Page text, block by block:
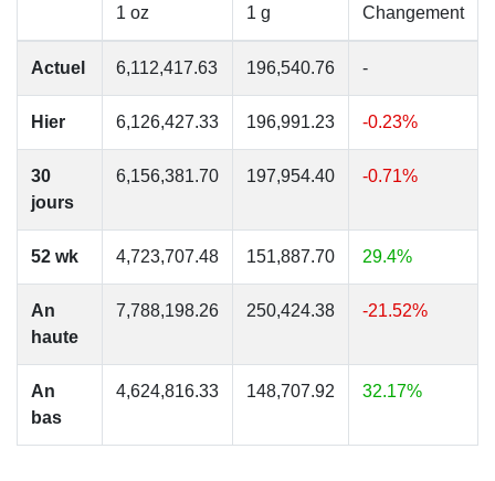
1 oz 1 g Changement
Actuel 6,112,417.63 196,540.76 -
Hier 6,126,427.33 196,991.23 -0.23%
30
jours
6,156,381.70 197,954.40 -0.71%
52 wk 4,723,707.48 151,887.70 29.4%
An
haute
7,788,198.26 250,424.38 -21.52%
An
bas
4,624,816.33 148,707.92 32.17%